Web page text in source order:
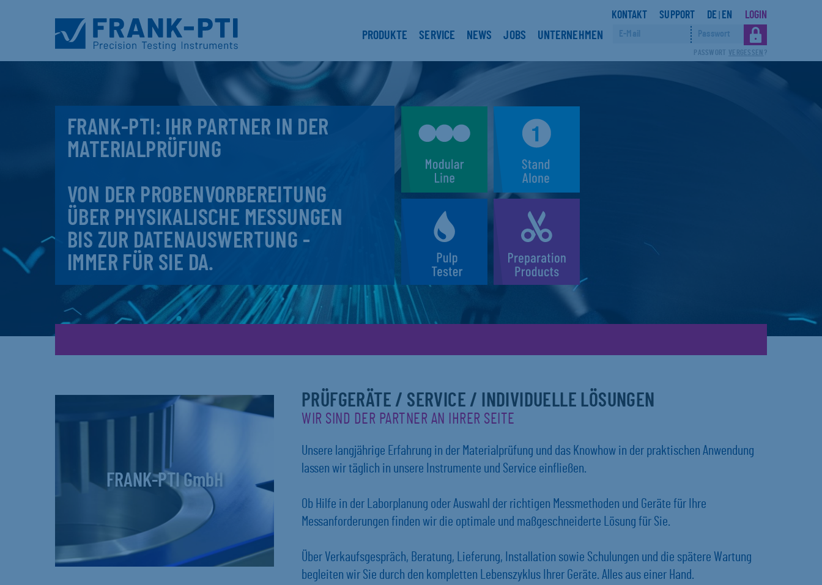
PRODUKTE SERVICE NEWS JOBS UNTERNEHMEN
PASSWORT VERGESSEN ?
KONTAKT SUPPORT DE EN LOGIN
FRANK-PTI: IHR PARTNER IN DER
MATERIALPRÜFUNG
VON DER PROBENVORBEREITUNG
ÜBER PHYSIKALISCHE MESSUNGEN
BIS ZUR DATENAUSWERTUNG -
IMMER FÜR SIE DA.
FRANK-PTI GmbH
PRÜFGERÄTE / SERVICE / INDIVIDUELLE LÖSUNGEN
WIR SIND DER PARTNER AN IHRER SEITE
Unsere langjährige Erfahrung in der Materialprüfung und das Knowhow in der praktischen Anwendung
lassen wir täglich in unsere Instrumente und Service einfließen.
Ob Hilfe in der Laborplanung oder Auswahl der richtigen Messmethoden und Geräte für Ihre
Messanforderungen finden wir die optimale und maßgeschneiderte Lösung für Sie.
Über Verkaufsgespräch, Beratung, Lieferung, Installation sowie Schulungen und die spätere Wartung
begleiten wir Sie durch den kompletten Lebenszyklus Ihrer Geräte. Alles aus einer Hand.